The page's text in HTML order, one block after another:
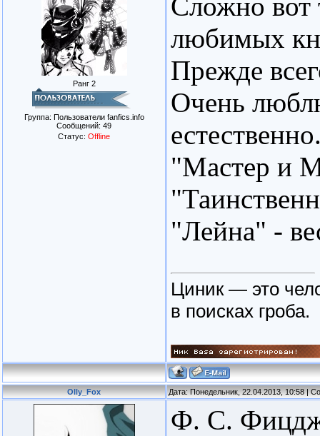
Ранг 2
Группа: Пользователи fanfics.info
Сообщений: 49
Статус: Offline
любимых
Прежде
Очень
"Мастер и
"Лейна" -
Циник — это
в поисках гроба.
Olly_Fox Дата: Понедельник, 22.04.2013, 10:58 |
Ф. С.